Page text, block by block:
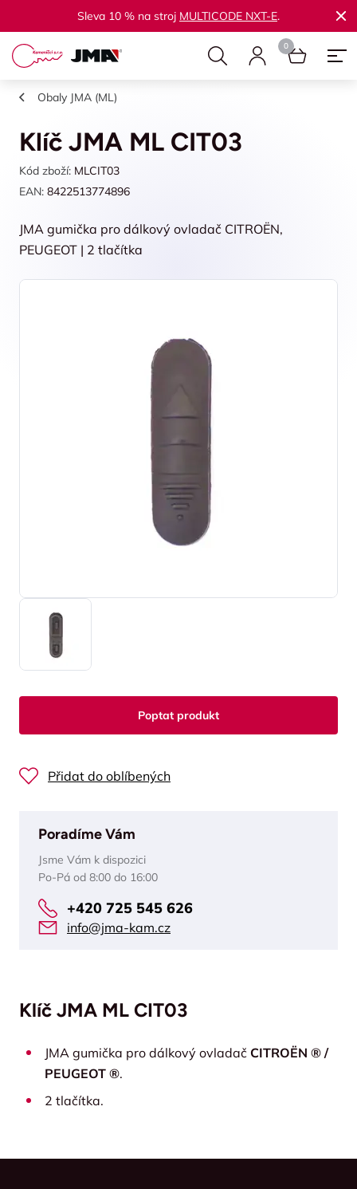
Sleva 10 % na stroj MULTICODE NXT-E.
Obaly JMA (ML)
Klíč JMA ML CIT03
Kód zboží: MLCIT03
EAN: 8422513774896
JMA gumička pro dálkový ovladač CITROËN,
PEUGEOT | 2 tlačítka
Poptat produkt
Přidat do oblíbených
Poradíme Vám
Jsme Vám k dispozici
Po-Pá od 8:00 do 16:00
+420 725 545 626
info@jma-kam.cz
Klíč JMA ML CIT03
JMA gumička pro dálkový ovladač CITROËN ® /
PEUGEOT ®.
2 tlačítka.